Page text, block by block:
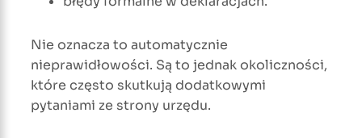
Nie oznacza to automatycznie
nieprawidłowości. Są to jednak okoliczności,
które często skutkują dodatkowymi
pytaniami ze strony urzędu.